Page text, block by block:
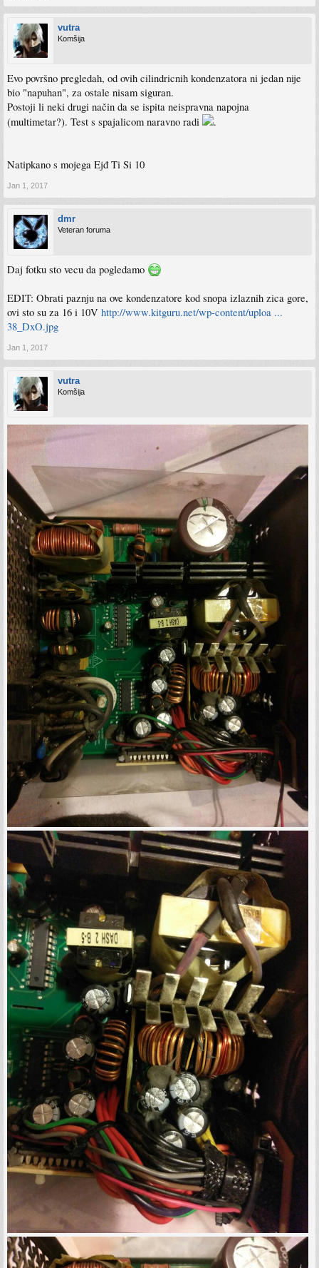
vutra
Komšija
Evo površno pregledah, od ovih cilindricnih kondenzatora ni jedan nije
bio "napuhan", za ostale nisam siguran.
Postoji li neki drugi način da se ispita neispravna napojna
(multimetar?). Test s spajalicom naravno radi
.
Natipkano s mojega Ejđ Ti Si 10
Jan 1, 2017
dmr
Veteran foruma
Daj fotku sto vecu da pogledamo
EDIT: Obrati paznju na ove kondenzatore kod snopa izlaznih zica gore,
ovi sto su za 16 i 10V http://www.kitguru.net/wp-content/uploa ...
38_DxO.jpg
Jan 1, 2017
vutra
Komšija